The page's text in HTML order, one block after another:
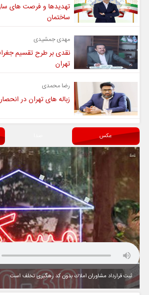
تهدیدها و فرصت های
ساختمان
مهدی جمشیدی
نقدی بر طرح تقسیم
تهران
رضا محمدی
زباله های تهران در
عکس
ثبت قرارداد مشاوران املاك بدون كد رهگیری تخلف است